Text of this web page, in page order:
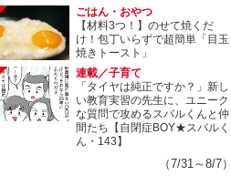
ごはん・おやつ
【材料3つ！】のせて焼くだ
け！包丁いらずで超簡単「目玉
焼きトースト」
連載／子育て
「タイヤは純正ですか？」新し
い教育実習の先生に、ユニーク
な質問で攻めるスバルくんと仲
間たち【自閉症BOY★スバルく
ん・143】
（7/31～8/7）